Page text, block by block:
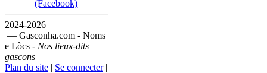
(Facebook)
2024-2026
— Gasconha.com - Noms
e Lòcs - Nos lieux-dits
gascons
Plan du site | Se connecter|